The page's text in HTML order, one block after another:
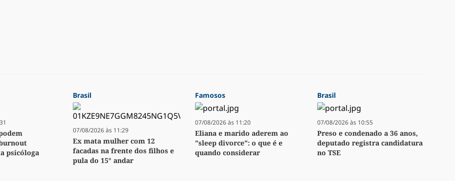
psicóloga
Brasil
07/08/2026 às 11:29
Ex mata mulher com 12
facadas na frente dos filhos e
pula do 15° andar
Famosos
07/08/2026 às 11:20
Eliana e marido aderem ao
"sleep divorce": o que é e
quando considerar
Brasil
07/08/2026 às 10:55
Preso e condenado a 36 anos,
deputado registra candidatura
no TSE